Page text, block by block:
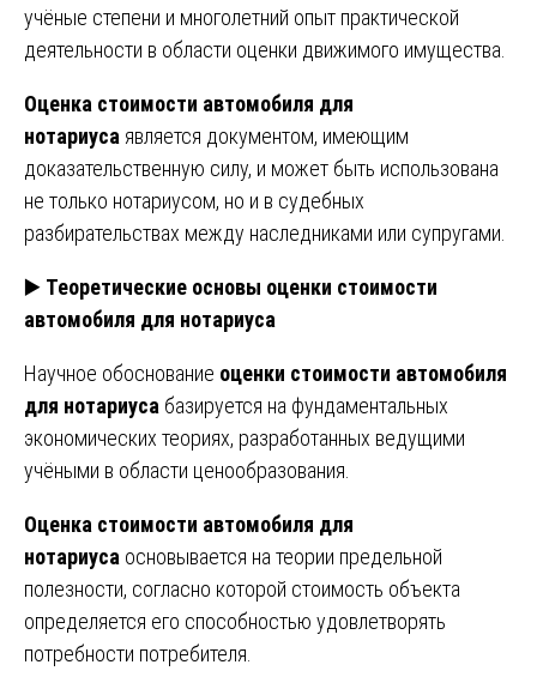
учёные степени и многолетний опыт практической
деятельности в области оценки движимого имущества.
Оценка стоимости автомобиля для
нотариуса является документом, имеющим
доказательственную силу, и может быть использована
не только нотариусом, но и в судебных
разбирательствах между наследниками или супругами.
▶️ Теоретические основы оценки стоимости
автомобиля для нотариуса
Научное обоснование оценки стоимости автомобиля
для нотариуса базируется на фундаментальных
экономических теориях, разработанных ведущими
учёными в области ценообразования.
Оценка стоимости автомобиля для
нотариуса основывается на теории предельной
полезности, согласно которой стоимость объекта
определяется его способностью удовлетворять
потребности потребителя.